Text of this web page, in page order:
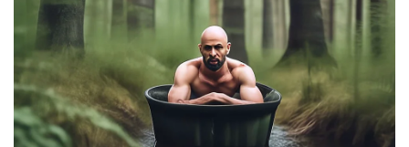
Tags: Himanta Biswa Sharma